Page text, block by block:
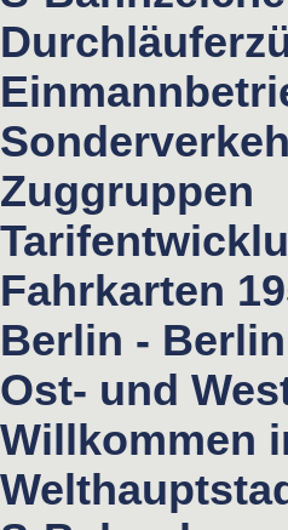
Zuggruppen
Fahrkarten
Berlin - Berlin
Ost- und
Willkommen